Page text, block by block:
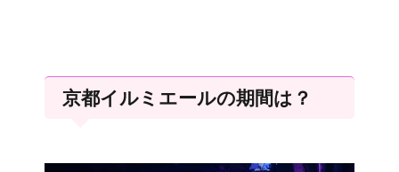
京都イルミエールの期間は？